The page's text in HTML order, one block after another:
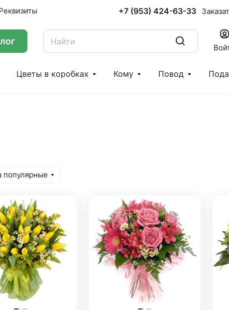
+7 (953) 424-63-33
Цветы в коробках Кому Повод
популярные